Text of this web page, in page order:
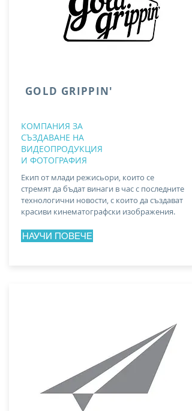
GOLD GRIPPIN'
КОМПАНИЯ ЗА
СЪЗДАВАНЕ НА
ВИДЕОПРОДУКЦИЯ
И ФОТОГРАФИЯ
Екип от млади режисьори, които се
стремят да бъдат винаги в час с последните
технологични новости, с които да създават
красиви кинематографски изображения.
НАУЧИ ПОВЕЧЕ